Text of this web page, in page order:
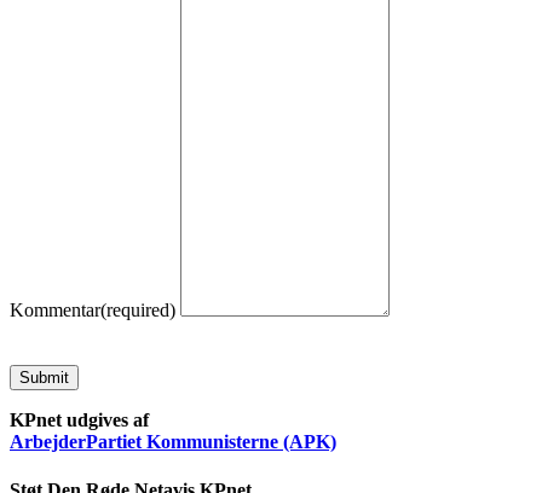
Kommentar(required)
Submit
KPnet udgives af
ArbejderPartiet Kommunisterne (APK)